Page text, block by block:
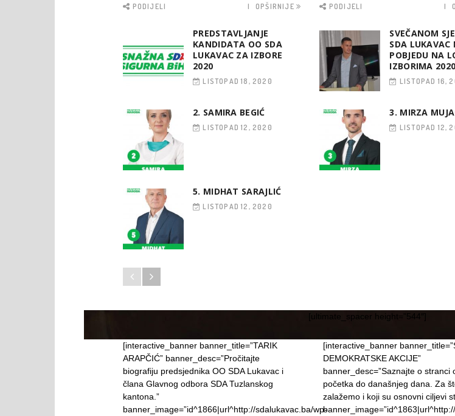
PODIJELI OPŠIRNIJE PODIJELI
PREDSTAVLJANJE
KANDIDATA OO SDA
LUKAVAC ZA IZBORE
2020
LISTOPAD 18, 2020
SVEČANOM
SDA LUKAVAC
POBJEDU NA
IZBORIMA
LISTOPAD 16,
2. SAMIRA BEGIĆ
LISTOPAD 12, 2020
3. MIRZA
LISTOPAD 12,
5. MIDHAT SARAJLIĆ
LISTOPAD 12, 2020
[ultimate_spacer height=”544″]
[interactive_banner banner_title=”TARIK
ARAPČIĆ” banner_desc=”Pročitajte
biografiju predsjednika OO SDA Lukavac i
člana Glavnog odbora SDA Tuzlanskog
kantona.”
banner_image=”id^1866|url^http://sdalukavac.ba/wp-
[interactive_banner
DEMOKRATSKE AKCIJE”
banner_desc=”Saznajte o stranci
početka do današnjeg dana. Za
zalažemo i koji su osnovni ciljevi